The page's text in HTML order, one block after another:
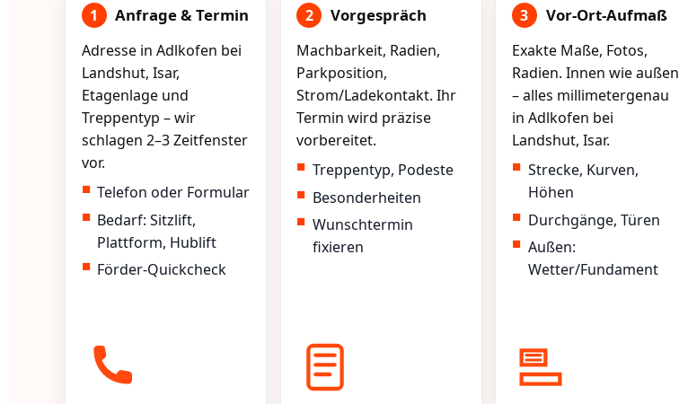
1 Anfrage & Termin
Adresse in Adlkofen bei
Landshut, Isar,
Etagenlage und
Treppentyp – wir
schlagen 2–3 Zeitfenster
vor.
Telefon oder Formular
Bedarf: Sitzlift,
Plattform, Hublift
Förder-Quickcheck
2 Vorgespräch
Machbarkeit, Radien,
Parkposition,
Strom/Ladekontakt. Ihr
Termin wird präzise
vorbereitet.
Treppentyp, Podeste
Besonderheiten
Wunschtermin
fixieren
3 Vor-Ort-Aufmaß
Exakte Maße, Fotos,
Radien. Innen wie außen
– alles millimetergenau
in Adlkofen bei
Landshut, Isar.
Strecke, Kurven,
Höhen
Durchgänge, Türen
Außen:
Wetter/Fundament